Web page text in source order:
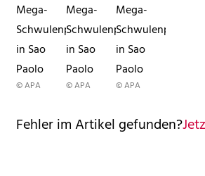
Mega-
Schwulenparade
in Sao
Paolo
© APA
Mega-
Schwulenparade
in Sao
Paolo
© APA
Mega-
Schwulenparade
in Sao
Paolo
© APA
Fehler im Artikel gefunden?